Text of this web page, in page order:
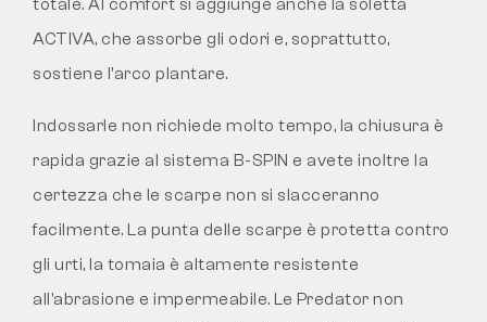
totale. Al comfort si aggiunge anche la soletta
ACTIVA, che assorbe gli odori e, soprattutto,
sostiene l’arco plantare.
Indossarle non richiede molto tempo, la chiusura è
rapida grazie al sistema B-SPIN e avete inoltre la
certezza che le scarpe non si slacceranno
facilmente. La punta delle scarpe è protetta contro
gli urti, la tomaia è altamente resistente
all’abrasione e impermeabile. Le Predator non